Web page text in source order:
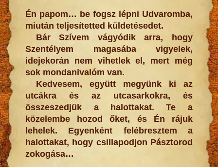
Én papom… be fogsz lépni Udvaromba,
miután teljesítetted küldetésedet.
Bár Szívem vágyódik arra, hogy
Szentélyem magasába vigyelek,
idejekorán nem vihetlek el, mert még
sok mondanivalóm van.
Kedvesem, együtt megyünk ki az
utcákra és az utcasarkokra, és
összeszedjük a halottakat.Te a
közelembe hozod őket, és Én rájuk
lehelek. Egyenként felébresztem a
halottakat, hogy csillapodjon Pásztorod
zokogása…